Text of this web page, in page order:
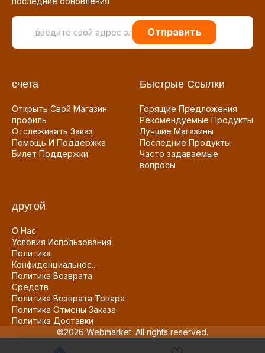
Отправить
счета
Открыть Свой Магазин
профиль
Отслеживать Заказ
Помощь И Поддержка
Билет Поддержки
Быстрые Ссылки
Горящие Предложения
Рекомендуемые Продукты
Лучшие Магазины
Последние Продукты
Часто задаваемые
вопросы
другой
О Нас
Условия Использования
Политика
Конфиденциальнос...
Политика Возврата
Средств
Политика Возврата Товара
Политика Отмены Заказа
Политика Доставки
©2026 Webmarket. All rights reserved.